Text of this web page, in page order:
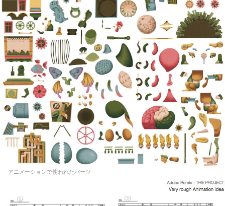
アニメーションで使われたパーツ